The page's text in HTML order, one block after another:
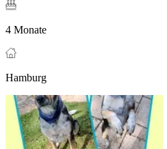
4 Monate
Hamburg